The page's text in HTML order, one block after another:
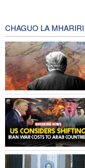
Malaysia na Indonesia
maeneo matakatifu
Afrika Kusini
mapambano ya uhuru
UNICEF yachukua
ujasusi kwa maslahi ya
Jenerali wa Trump
machaguo ya kijeshi
CHAGUO LA MHARIRI